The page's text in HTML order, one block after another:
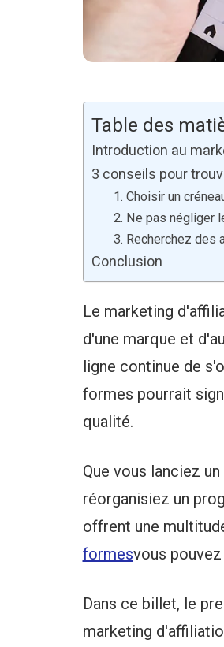
Table des
Introduction au
3 conseils pour
1. Choisir un
2. Ne pas négliger
3. Recherchez des
Conclusion
Le marketing
d'une marque et
ligne continue de
formes pourrait
qualité.
Que vous lanciez
réorganisiez un
offrent une
formesvous
Dans ce billet, le
marketing